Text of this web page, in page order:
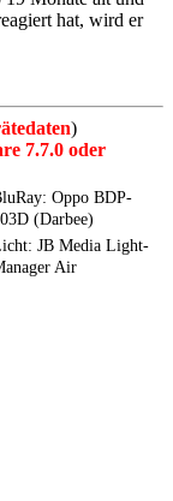
hat, wird er
)
7.7.0 oder
Oppo BDP-
(Darbee)
JB Media Light-
Air